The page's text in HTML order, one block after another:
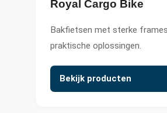
Royal Cargo Bike
Bakfietsen met sterke
praktische oplossingen.
Bekijk producten